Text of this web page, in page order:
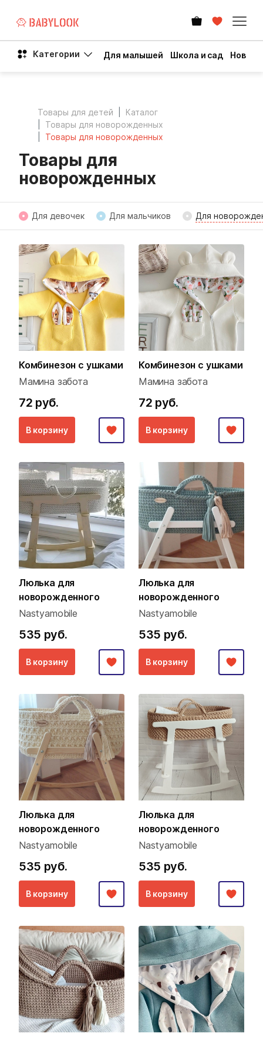
Категории Для малышей Школа и сад Новый
Товары для детей
Каталог
Товары для новорожденных
Товары для новорожденных
Товары для
новорожденных
Для девочек Для мальчиков Для
Комбинезон с ушками
Мамина забота
72 руб.
В корзину
Комбинезон с ушками
Мамина забота
72 руб.
В корзину
Люлька для
новорожденного
Nastyamobile
535 руб.
В корзину
Люлька для
новорожденного
Nastyamobile
535 руб.
В корзину
Люлька для
новорожденного
Nastyamobile
535 руб.
В корзину
Люлька для
новорожденного
Nastyamobile
535 руб.
В корзину